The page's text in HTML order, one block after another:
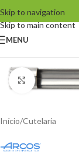
Skip to navigation
Skip to main content
MENU
Click to
Início/Cutelaria